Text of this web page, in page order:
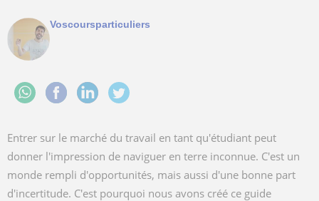
Voscoursparticuliers
Entrer sur le marché du travail en tant qu'étudiant peut
donner l'impression de naviguer en terre inconnue. C'est un
monde rempli d'opportunités, mais aussi d'une bonne part
d'incertitude. C'est pourquoi nous avons créé ce guide